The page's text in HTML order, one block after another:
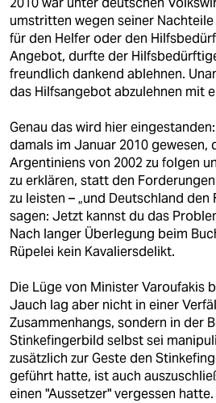
umstritten wegen seiner
für den Helfer oder den
Angebot, durfte der
freundlich dankend ablehnen.
das Hilfsangebot abzulehnen mit
Genau das wird hier
damals im Januar 2010 gewesen,
Argentiniens von 2002 zu folgen
zu erklären, statt den
zu leisten – „und Deutschland den
sagen: Jetzt kannst du das
Nach langer Überlegung beim
Rüpelei kein Kavaliersdelikt.
Die Lüge von Minister Varoufakis
Jauch lag aber nicht in einer
Zusammenhangs, sondern in der
Stinkefingerbild selbst sei
zusätzlich zur Geste den
geführt hatte, ist auch
einen "Aussetzer" vergessen hatte.